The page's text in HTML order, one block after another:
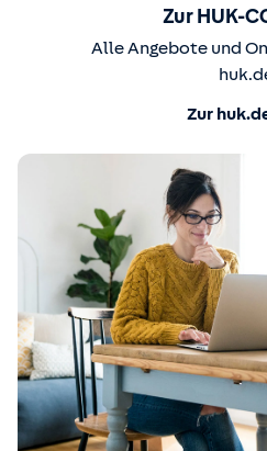
Zur HUK-
Alle Angebote und
Zur